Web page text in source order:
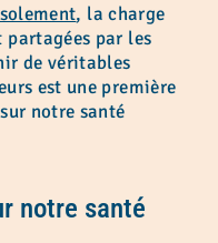
, la charge
par les
de véritables
est une première
notre santé
notre santé